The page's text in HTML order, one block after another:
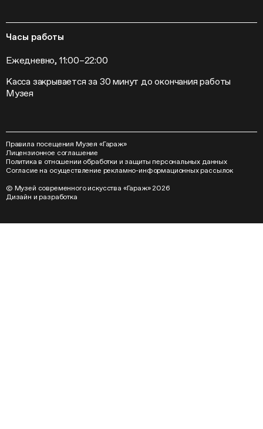
Часы работы
Ежедневно, 11:00–22:00
Касса закрывается за 30 минут до окончания работы
Музея
Правила посещения Музея «Гараж»
Лицензионное соглашение
Политика в отношении обработки и защиты персональных данных
Согласие на осуществление рекламно-информационных рассылок
© Музей современного искусства «Гараж» 2026
Дизайн иразработка